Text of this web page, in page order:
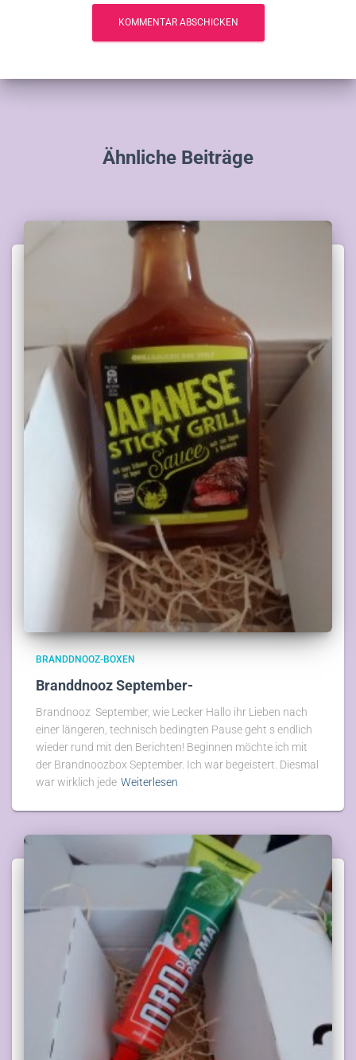
Ähnliche Beiträge
BRANDDNOOZ-BOXEN
Branddnooz September-
Brandnooz September, wie Lecker Hallo ihr Lieben nach
einer längeren, technisch bedingten Pause geht s endlich
wieder rund mit den Berichten! Beginnen möchte ich mit
der Brandnoozbox September. Ich war begeistert. Diesmal
war wirklich jede Weiterlesen